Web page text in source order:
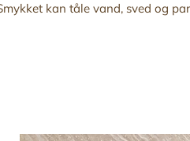
kan tåle vand, sved og